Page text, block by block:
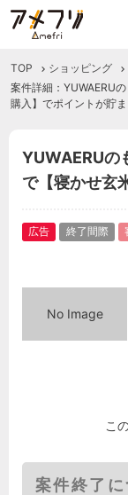
TOP ショッピング
案件詳細：YUWAERU
購入】でポイントが貯
YUWAERUの
で【寝かせ玄
広告 終了間際
No Image
こ
案件終了